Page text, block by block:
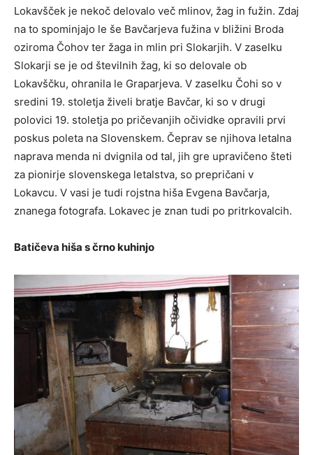
Lokavšček je nekoč delovalo več mlinov, žag in fužin. Zdaj
na to spominjajo le še Bavčarjeva fužina v bližini Broda
oziroma Čohov ter žaga in mlin pri Slokarjih. V zaselku
Slokarji se je od številnih žag, ki so delovale ob
Lokavščku, ohranila le Graparjeva. V zaselku Čohi so v
sredini 19. stoletja živeli bratje Bavčar, ki so v drugi
polovici 19. stoletja po pričevanjih očividke opravili prvi
poskus poleta na Slovenskem. Čeprav se njihova letalna
naprava menda ni dvignila od tal, jih gre upravičeno šteti
za pionirje slovenskega letalstva, so prepričani v
Lokavcu. V vasi je tudi rojstna hiša Evgena Bavčarja,
znanega fotografa. Lokavec je znan tudi po pritrkovalcih.
Batičeva hiša s črno kuhinjo